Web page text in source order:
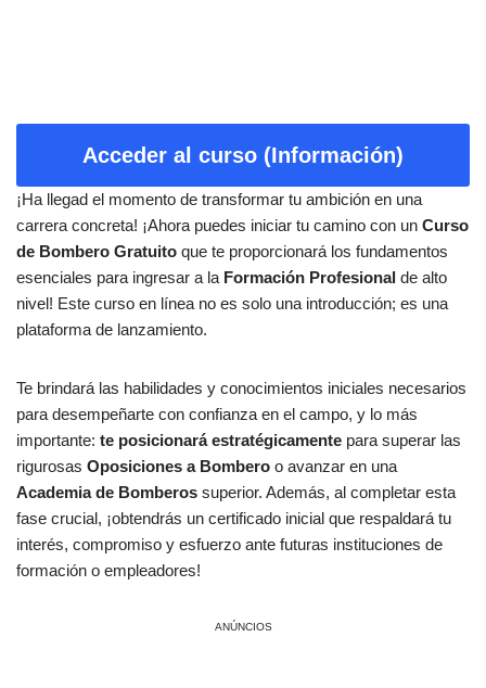
Acceder al curso (Información)
¡Ha llegad el momento de transformar tu ambición en una
carrera concreta! ¡Ahora puedes iniciar tu camino con un Curso
de Bombero Gratuito que te proporcionará los fundamentos
esenciales para ingresar a la Formación Profesional de alto
nivel! Este curso en línea no es solo una introducción; es una
plataforma de lanzamiento.
Te brindará las habilidades y conocimientos iniciales necesarios
para desempeñarte con confianza en el campo, y lo más
importante: te posicionará estratégicamente para superar las
rigurosas Oposiciones a Bombero o avanzar en una
Academia de Bomberos superior. Además, al completar esta
fase crucial, ¡obtendrás un certificado inicial que respaldará tu
interés, compromiso y esfuerzo ante futuras instituciones de
formación o empleadores!
ANÚNCIOS